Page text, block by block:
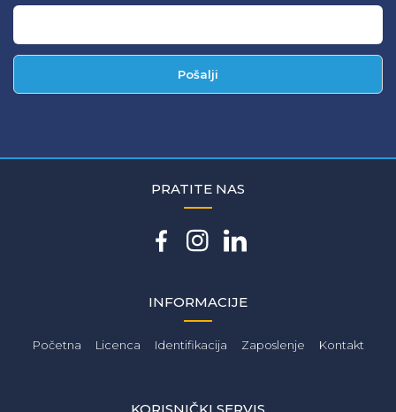
Pošalji
INFORMACIJE
Početna Licenca Identifikacija Zaposlenje Kontakt
PRATITE NAS